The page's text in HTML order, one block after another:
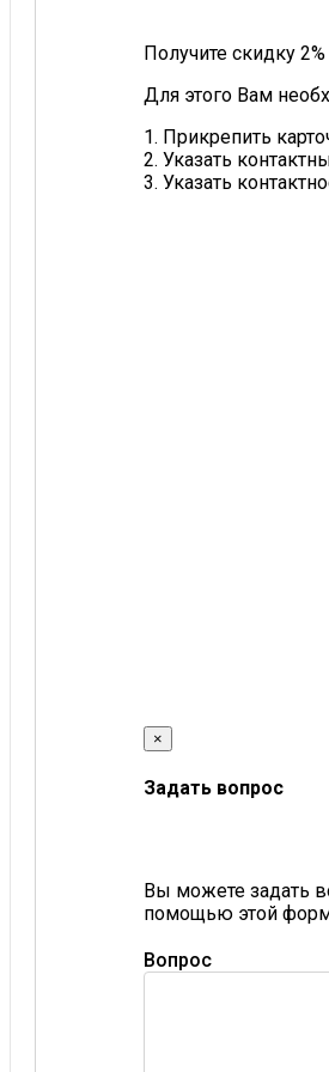
Получите скидку
Для этого Вам
1. Прикрепить
2. Указать
3. Указать
×
Задать вопрос
Вы можете задать
помощью этой
Вопрос